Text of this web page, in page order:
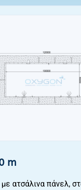
m
ατσάλινα πάνελ,